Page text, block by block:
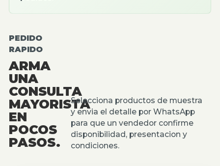
PEDIDO
RAPIDO
ARMA
UNA
CONSULTA
MAYORISTA
EN
POCOS
PASOS.
Selecciona productos de muestra
y envia el detalle por WhatsApp
para que un vendedor confirme
disponibilidad, presentacion y
condiciones.